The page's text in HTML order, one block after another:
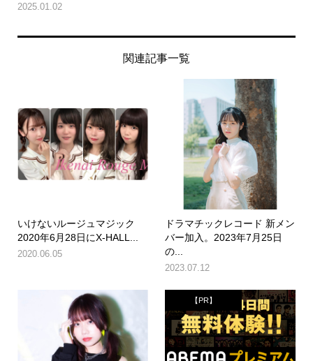
2025.01.02
関連記事一覧
いけないルージュマジック
2020年6月28日にX-HALL...
2020.06.05
ドラマチックレコード 新メン
バー加入。2023年7月25日
の...
2023.07.12
【PR】